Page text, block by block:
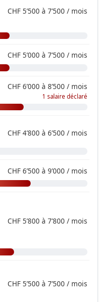
CHF 5’500 à 7’500 / mois
CHF 5’000 à 7’500 / mois
CHF 6’000 à 8’500 / mois
1 salaire déclaré
CHF 4’800 à 6’500 / mois
CHF 6’500 à 9’000 / mois
CHF 5’800 à 7’800 / mois
CHF 5’500 à 7’500 / mois